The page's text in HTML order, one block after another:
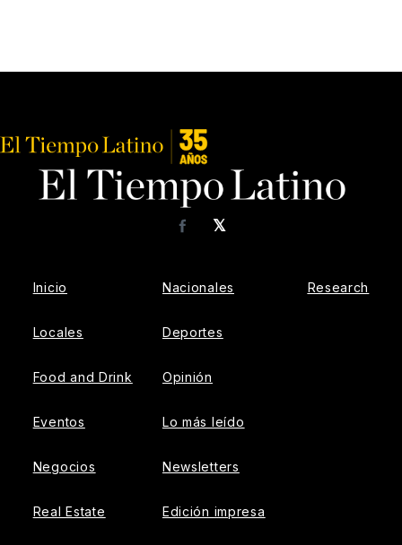
𝕏
Facebook
Inicio
Locales
Food and Drink
Eventos
Negocios
Real Estate
Nacionales
Deportes
Opinión
Lo más leído
Newsletters
Edición impresa
Research